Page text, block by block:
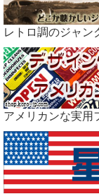
レトロ調のジャン
アメリカンな実用